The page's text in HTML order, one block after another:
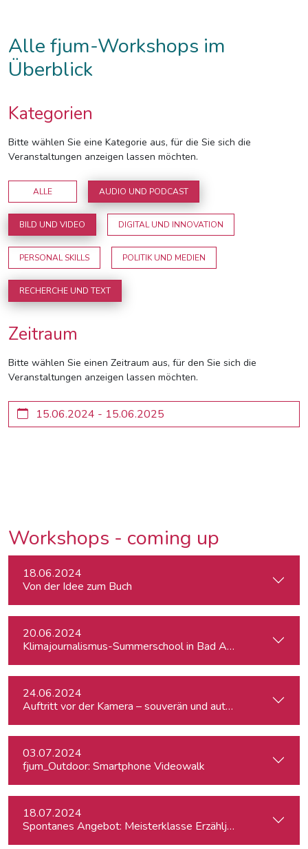
Alle fjum-Workshops im
Überblick
Kategorien
Bitte wählen Sie eine Kategorie aus, für die Sie sich die
Veranstaltungen anzeigen lassen möchten.
ALLE AUDIO UND PODCAST
BILD UND VIDEO DIGITAL UND INNOVATION
PERSONAL SKILLS POLITIK UND MEDIEN
RECHERCHE UND TEXT
Zeitraum
Bitte wählen Sie einen Zeitraum aus, für den Sie sich die
Veranstaltungen anzeigen lassen möchten.
Workshops - coming up
18.06.2024
Von der Idee zum Buch
20.06.2024
Klimajournalismus-Summerschool in Bad Aussee
24.06.2024
Auftritt vor der Kamera – souverän und authentisch
03.07.2024
fjum_Outdoor: Smartphone Videowalk
18.07.2024
Spontanes Angebot: Meisterklasse Erzähljournalismus –